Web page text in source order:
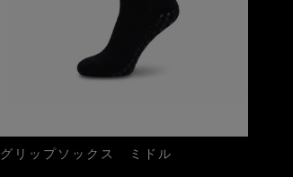
グリップソックス ミドル